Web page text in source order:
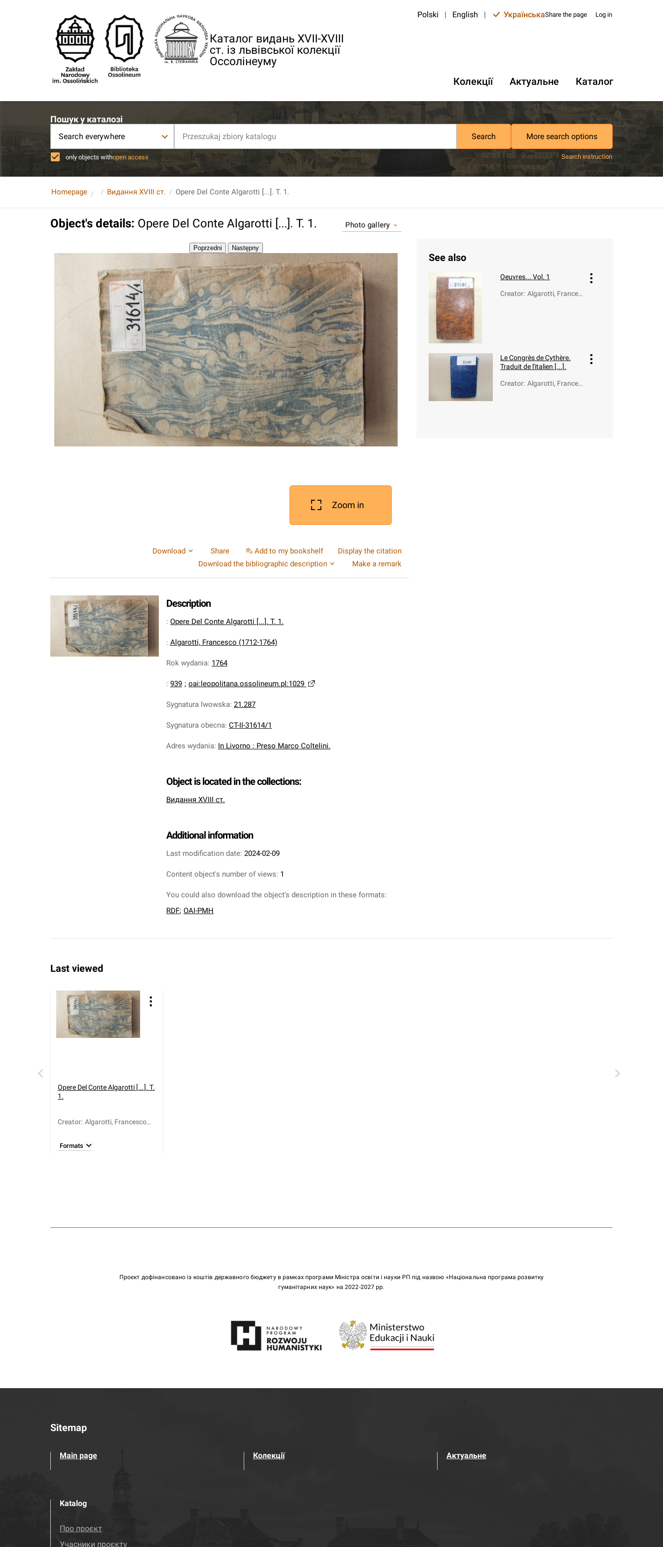
Каталог видань XVII-XVIII
ст. із львівської колекції
Оссолінеуму
Polski | English | УкраїнськаShare the page Log in
Колекції Актуальне Каталог
Пошук у каталозі
Search everywhere Search More search options
only objects withopen access Search instruction
Homepage Видання XVIII ст. Opere Del Conte Algarotti [...]. T. 1.
Object's details: Opere Del Conte Algarotti [...]. T. 1. Photo gallery
Zoom in
Download Share Add to my bookshelf
Display the citation
Download the bibliographic description
Make a remark
Description
: Opere Del Conte Algarotti [...]. T. 1.
: Algarotti, Francesco (1712-1764)
Rok wydania: 1764
: 939 ; oai:leopolitana.ossolineum.pl:1029
Sygnatura lwowska: 21.287
Sygnatura obecna: CT-II-31614/1
Adres wydania: In Livorno : Preso Marco Coltelini.
Object is located in the collections:
Видання XVIII ст.
Additional information
Last modification date: 2024-02-09
Content object's number of views: 1
You could also download the object's description in these formats:
RDF; OAI-PMH
See also
Oeuvres... Vol. 1
Creator: Algarotti, Frances
Le Congrès de Cythère.
Traduit de l'italien [...].
Creator: Algarotti, Frances
Last viewed
Opere Del Conte Algarotti [...]. T.
1.
Creator: Algarotti, Francesco
Formats
Проєкт дофінансовано із коштів державного бюджету в рамках програми Міністра освіти і науки РП під назвою «Національна програма розвитку
гуманітарних наук» на 2022-2027 рр.
Sitemap
Main page Колекції Актуальне
Katalog
Про проєкт
Учасники проєкту